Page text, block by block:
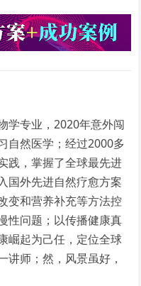
学专业，2020年意外闯
自然医学；经过2000多
践，掌握了全球最先进
国外先进自然疗愈方案
变和营养补充等方法控
性问题；以传播健康真
崛起为己任，定位全球
讲师；然，风景虽好，